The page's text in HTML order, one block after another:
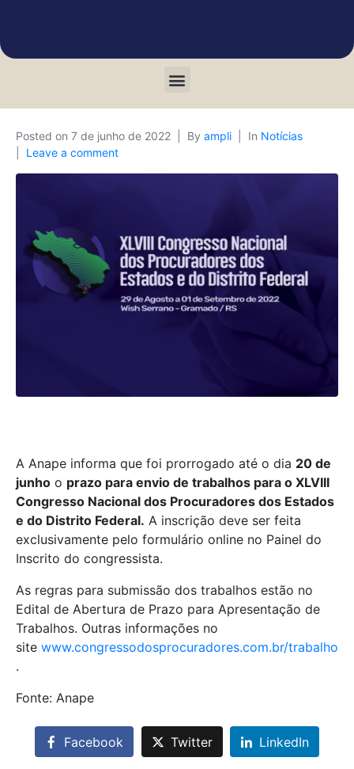
Posted on 7 de junho de 2022 By ampli In Notícias
Leave a comment
A Anape informa que foi prorrogado até o dia 20 de
junho o prazo para envio de trabalhos para o XLVIII
Congresso Nacional dos Procuradores dos Estados
e do Distrito Federal. A inscrição deve ser feita
exclusivamente pelo formulário online no Painel do
Inscrito do congressista.
As regras para submissão dos trabalhos estão no
Edital de Abertura de Prazo para Apresentação de
Trabalhos. Outras informações no
site www.congressodosprocuradores.com.br/trabalho
.
Fonte: Anape
Facebook Twitter LinkedIn